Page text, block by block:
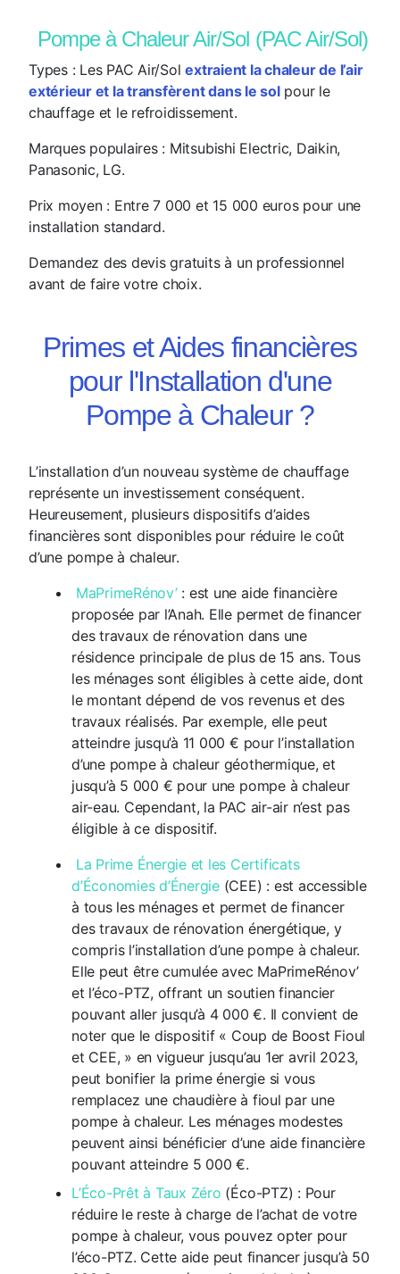
Pompe à Chaleur Air/Sol (PAC Air/Sol)
Types: Les PAC Air/Solextraient la chaleur de l’air
extérieur et la transfèrent dans le solpour le
chauffage et le refroidissement.
Marques populaires: Mitsubishi Electric, Daikin,
Panasonic, LG.
Prix moyen: Entre 7 000 et 15 000 euros pour une
installation standard.
Demandez des devis gratuits à un professionnel
avant de faire votre choix.
Primes et Aides financières
pour l'Installation d'une
Pompe à Chaleur ?
L’installation d’un nouveau système de chauffage
représente un investissement conséquent.
Heureusement, plusieurs dispositifs d’aides
financières sont disponibles pour réduire le coût
d’une pompe à chaleur.
MaPrimeRénov’: est une aide financière
proposée par l’Anah. Elle permet de financer
des travaux de rénovation dans une
résidence principale de plus de 15 ans. Tous
les ménages sont éligibles à cette aide, dont
le montant dépend de vos revenus et des
travaux réalisés. Par exemple, elle peut
atteindre jusqu’à 11 000 € pour l’installation
d’une pompe à chaleur géothermique, et
jusqu’à 5 000 € pour une pompe à chaleur
air-eau. Cependant, la PAC air-air n’est pas
éligible à ce dispositif.
La Prime Énergie et les Certificats
d’Économies d’Énergie(CEE) : est accessible
à tous les ménages et permet de financer
des travaux de rénovation énergétique, y
compris l’installation d’une pompe à chaleur.
Elle peut être cumulée avec MaPrimeRénov’
et l’éco-PTZ, offrant un soutien financier
pouvant aller jusqu’à 4 000 €. Il convient de
noter que le dispositif « Coup de Boost Fioul
et CEE, » en vigueur jusqu’au 1er avril 2023,
peut bonifier la prime énergie si vous
remplacez une chaudière à fioul par une
pompe à chaleur. Les ménages modestes
peuvent ainsi bénéficier d’une aide financière
pouvant atteindre 5 000 €.
L’Éco-Prêt à Taux Zéro (Éco-PTZ) : Pour
réduire le reste à charge de l’achat de votre
pompe à chaleur, vous pouvez opter pour
l’éco-PTZ. Cette aide peut financer jusqu’à 50